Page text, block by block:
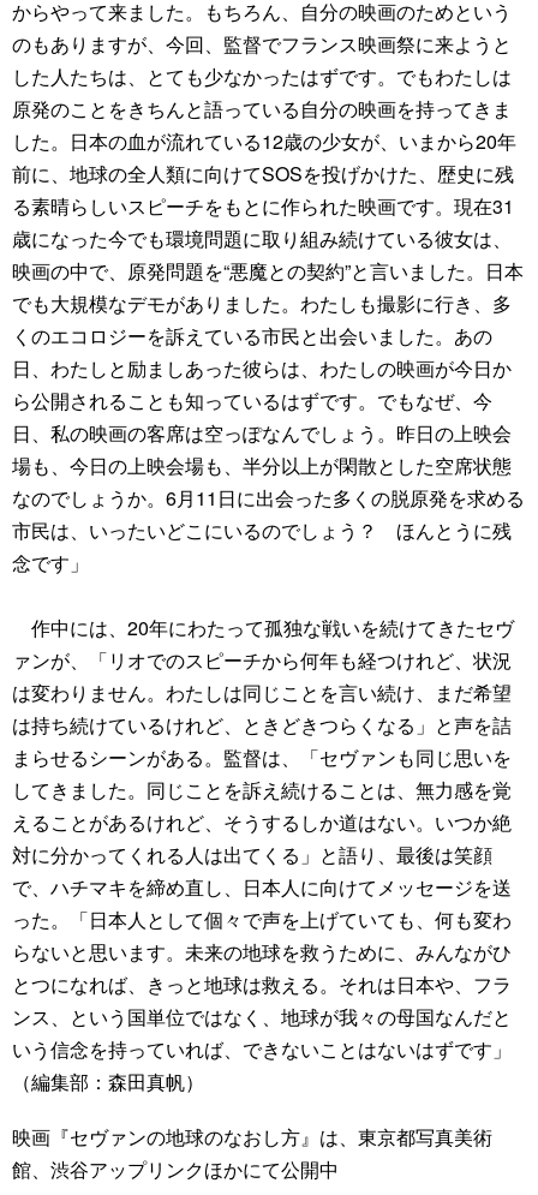
からやって来ました。もちろん、自分の映画のためという
のもありますが、今回、監督でフランス映画祭に来ようと
した人たちは、とても少なかったはずです。でもわたしは
原発のことをきちんと語っている自分の映画を持ってきま
した。日本の血が流れている12歳の少女が、いまから20年
前に、地球の全人類に向けてSOSを投げかけた、歴史に残
る素晴らしいスピーチをもとに作られた映画です。現在31
歳になった今でも環境問題に取り組み続けている彼女は、
映画の中で、原発問題を“悪魔との契約”と言いました。日本
でも大規模なデモがありました。わたしも撮影に行き、多
くのエコロジーを訴えている市民と出会いました。あの
日、わたしと励ましあった彼らは、わたしの映画が今日か
ら公開されることも知っているはずです。でもなぜ、今
日、私の映画の客席は空っぽなんでしょう。昨日の上映会
場も、今日の上映会場も、半分以上が閑散とした空席状態
なのでしょうか。6月11日に出会った多くの脱原発を求める
市民は、いったいどこにいるのでしょう？ ほんとうに残
念です」
作中には、20年にわたって孤独な戦いを続けてきたセヴ
ァンが、「リオでのスピーチから何年も経つけれど、状況
は変わりません。わたしは同じことを言い続け、まだ希望
は持ち続けているけれど、ときどきつらくなる」と声を詰
まらせるシーンがある。監督は、「セヴァンも同じ思いを
してきました。同じことを訴え続けることは、無力感を覚
えることがあるけれど、そうするしか道はない。いつか絶
対に分かってくれる人は出てくる」と語り、最後は笑顔
で、ハチマキを締め直し、日本人に向けてメッセージを送
った。「日本人として個々で声を上げていても、何も変わ
らないと思います。未来の地球を救うために、みんながひ
とつになれば、きっと地球は救える。それは日本や、フラ
ンス、という国単位ではなく、地球が我々の母国なんだと
いう信念を持っていれば、できないことはないはずです」
（編集部：森田真帆）
映画『セヴァンの地球のなおし方』は、東京都写真美術
館、渋谷アップリンクほかにて公開中